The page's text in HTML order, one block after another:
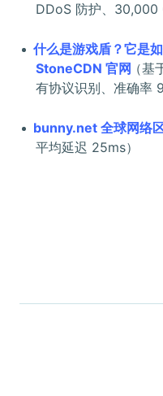
DDoS 防护、30,000
什么是游戏盾？它是
StoneCDN 官网（基
有协议识别、准确率
bunny.net 全球网络
平均延迟 25ms）